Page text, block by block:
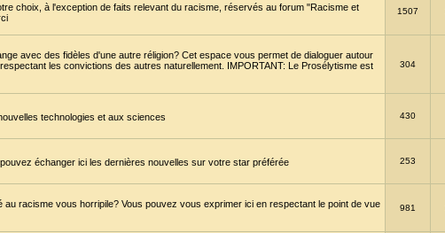
choix, à l'exception de faits relevant du racisme, réservés au forum "Racisme et
1507
avec des fidèles d'une autre réligion? Cet espace vous permet de dialoguer autour
les convictions des autres naturellement. IMPORTANT: Le Prosélytisme est
304
technologies et aux sciences 430
échanger ici les dernières nouvelles sur votre star préférée 253
racisme vous horripile? Vous pouvez vous exprimer ici en respectant le point de vue
981